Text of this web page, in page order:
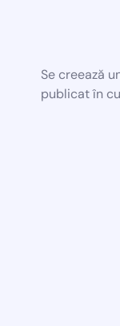
Se creează
publicat în